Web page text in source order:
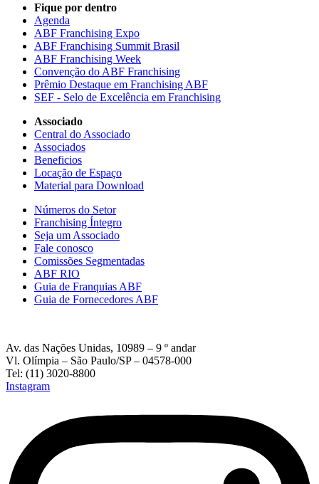
Fique por dentro
Agenda
ABF Franchising Expo
ABF Franchising Summit Brasil
ABF Franchising Week
Convenção do ABF Franchising
Prêmio Destaque em Franchising ABF
SEF - Selo de Excelência em Franchising
Associado
Central do Associado
Associados
Beneficios
Locação de Espaço
Material para Download
Números do Setor
Franchising Íntegro
Seja um Associado
Fale conosco
Comissões Segmentadas
ABF RIO
Guia de Franquias ABF
Guia de Fornecedores ABF
Av. das Nações Unidas, 10989 – 9 º andar
Vl. Olímpia – São Paulo/SP – 04578-000
Tel: (11) 3020-8800
Instagram